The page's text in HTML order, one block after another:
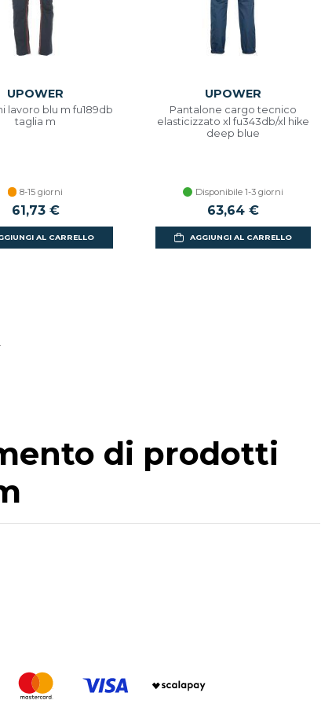
UPOWER
lavoro blu m fu189db
taglia m
8-15 giorni
61,73 €
AL CARRELLO
UPOWER
Pantalone cargo tecnico
elasticizzato xl fu343db/xl hike
deep blue
Disponibile 1-3 giorni
63,64 €
AGGIUNGI AL CARRELLO
di prodotti